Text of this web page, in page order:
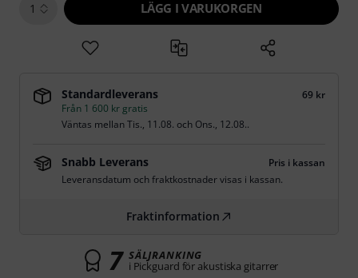
1 LÄGG I VARUKORGEN
Standardleverans
69 kr
Från 1 600 kr gratis
Väntas mellanTis., 11.08. och Ons., 12.08..
Snabb Leverans
Pris i kassan
Leveransdatum och fraktkostnader visas i kassan.
Fraktinformation
7 SÄLJRANKING
i Pickguard för akustiska gitarrer